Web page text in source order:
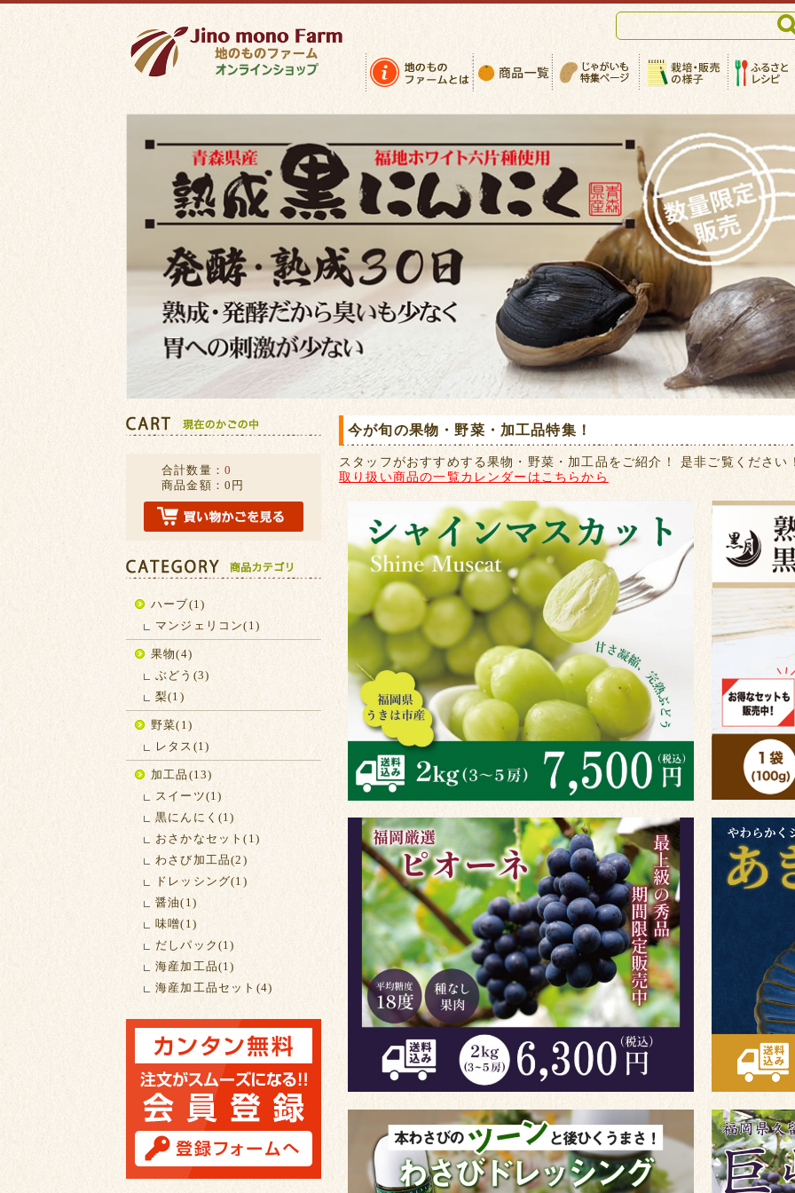
今が旬の果物・野菜・加工品特集！
スタッフがおすすめする果物・野菜・加工品をご紹介！ 是非ご覧ください
取り扱い商品の一覧カレンダーはこちらから
合計数量： 0
商品金額： 0円
ハーブ(1)
マンジェリコン(1)
果物(4)
ぶどう(3)
梨(1)
野菜(1)
レタス(1)
加工品(13)
スイーツ(1)
黒にんにく(1)
おさかなセット(1)
わさび加工品(2)
ドレッシング(1)
醤油(1)
味噌(1)
だしパック(1)
海産加工品(1)
海産加工品セット(4)